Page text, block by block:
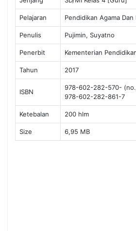
Pelajaran Pendidikan Agama
Penulis Pujimin, Suyatno
Penerbit Kementerian
Tahun 2017
ISBN
978-602-282-570-
978-602-282-861-7
Ketebalan 200 hlm
Size 6,95 MB